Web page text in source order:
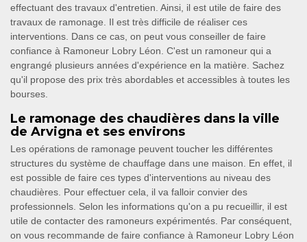
effectuant des travaux d'entretien. Ainsi, il est utile de faire des
travaux de ramonage. Il est très difficile de réaliser ces
interventions. Dans ce cas, on peut vous conseiller de faire
confiance à Ramoneur Lobry Léon. C'est un ramoneur qui a
engrangé plusieurs années d'expérience en la matière. Sachez
qu'il propose des prix très abordables et accessibles à toutes les
bourses.
Le ramonage des chaudières dans la ville
de Arvigna et ses environs
Les opérations de ramonage peuvent toucher les différentes
structures du système de chauffage dans une maison. En effet, il
est possible de faire ces types d'interventions au niveau des
chaudières. Pour effectuer cela, il va falloir convier des
professionnels. Selon les informations qu'on a pu recueillir, il est
utile de contacter des ramoneurs expérimentés. Par conséquent,
on vous recommande de faire confiance à Ramoneur Lobry Léon